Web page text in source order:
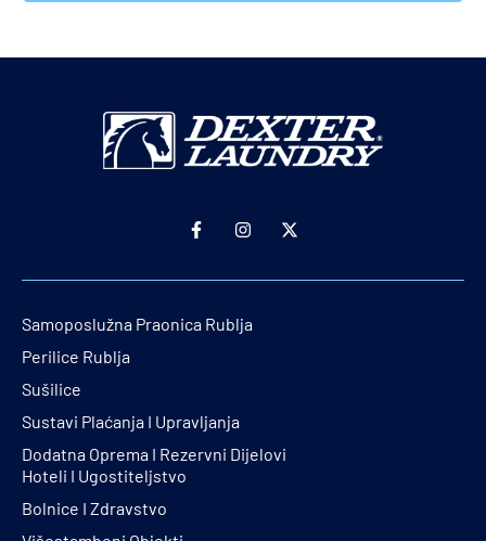
Samoposlužna Praonica Rublja
Perilice Rublja
Sušilice
Sustavi Plaćanja I Upravljanja
Dodatna Oprema I Rezervni Dijelovi
Hoteli I Ugostiteljstvo
Bolnice I Zdravstvo